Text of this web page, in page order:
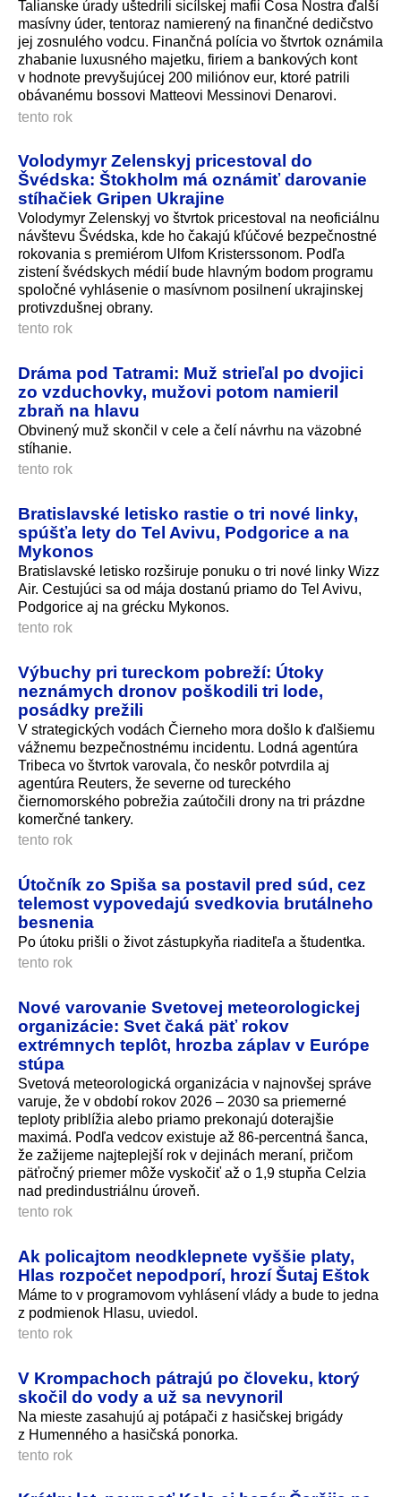
Talianske úrady uštedrili sicílskej mafii Cosa Nostra ďalší
masívny úder, tentoraz namierený na finančné dedičstvo
jej zosnulého vodcu. Finančná polícia vo štvrtok oznámila
zhabanie luxusného majetku, firiem a bankových kont
v hodnote prevyšujúcej 200 miliónov eur, ktoré patrili
obávanému bossovi Matteovi Messinovi Denarovi.
tento rok
Volodymyr Zelenskyj pricestoval do
Švédska: Štokholm má oznámiť darovanie
stíhačiek Gripen Ukrajine
Volodymyr Zelenskyj vo štvrtok pricestoval na neoficiálnu
návštevu Švédska, kde ho čakajú kľúčové bezpečnostné
rokovania s premiérom Ulfom Kristerssonom. Podľa
zistení švédskych médií bude hlavným bodom programu
spoločné vyhlásenie o masívnom posilnení ukrajinskej
protivzdušnej obrany.
tento rok
Dráma pod Tatrami: Muž strieľal po dvojici
zo vzduchovky, mužovi potom namieril
zbraň na hlavu
Obvinený muž skončil v cele a čelí návrhu na väzobné
stíhanie.
tento rok
Bratislavské letisko rastie o tri nové linky,
spúšťa lety do Tel Avivu, Podgorice a na
Mykonos
Bratislavské letisko rozširuje ponuku o tri nové linky Wizz
Air. Cestujúci sa od mája dostanú priamo do Tel Avivu,
Podgorice aj na grécku Mykonos.
tento rok
Výbuchy pri tureckom pobreží: Útoky
neznámych dronov poškodili tri lode,
posádky prežili
V strategických vodách Čierneho mora došlo k ďalšiemu
vážnemu bezpečnostnému incidentu. Lodná agentúra
Tribeca vo štvrtok varovala, čo neskôr potvrdila aj
agentúra Reuters, že severne od tureckého
čiernomorského pobrežia zaútočili drony na tri prázdne
komerčné tankery.
tento rok
Útočník zo Spiša sa postavil pred súd, cez
telemost vypovedajú svedkovia brutálneho
besnenia
Po útoku prišli o život zástupkyňa riaditeľa a študentka.
tento rok
Nové varovanie Svetovej meteorologickej
organizácie: Svet čaká päť rokov
extrémnych teplôt, hrozba záplav v Európe
stúpa
Svetová meteorologická organizácia v najnovšej správe
varuje, že v období rokov 2026 – 2030 sa priemerné
teploty priblížia alebo priamo prekonajú doterajšie
maximá. Podľa vedcov existuje až 86-percentná šanca,
že zažijeme najteplejší rok v dejinách meraní, pričom
päťročný priemer môže vyskočiť až o 1,9 stupňa Celzia
nad predindustriálnu úroveň.
tento rok
Ak policajtom neodklepnete vyššie platy,
Hlas rozpočet nepodporí, hrozí Šutaj Eštok
Máme to v programovom vyhlásení vlády a bude to jedna
z podmienok Hlasu, uviedol.
tento rok
V Krompachoch pátrajú po človeku, ktorý
skočil do vody a už sa nevynoril
Na mieste zasahujú aj potápači z hasičskej brigády
z Humenného a hasičská ponorka.
tento rok